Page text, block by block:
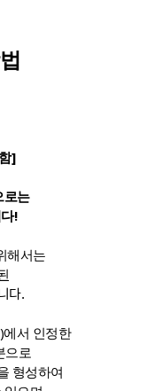
]
로는
!
해서는
다.
에서 인정한
으로
형성하여